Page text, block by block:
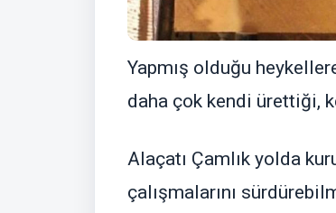
Yapmış olduğu
daha çok kendi ürettiği,
Alaçatı Çamlık yolda
çalışmalarını